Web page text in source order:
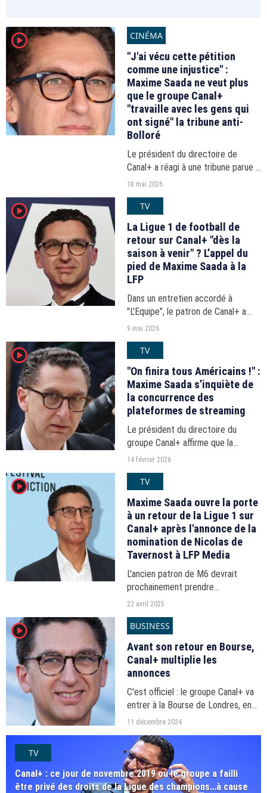
player2 CINÉMA
"J'ai vécu cette pétition
comme une injustice" :
Maxime Saada ne veut plus
que le groupe Canal+
"travaille avec les gens qui
ont signé" la tribune anti-
Bolloré
Le président du directoire de
Canal+ a réagi à une tribune parue il
y a une semaine dans "Libération"
du monde du cinéma dont Juliette
18 mai 2026
player2 TV
La Ligue 1 de football de
retour sur Canal+ "dès la
saison à venir" ? L’appel du
pied de Maxime Saada à la
LFP
Dans un entretien accordé à
"L'Equipe", le patron de Canal+ a
tendu la main à la Ligue pour
9 mai 2026
player2 TV
"On finira tous Américains !" :
Maxime Saada s’inquiète de
la concurrence des
plateformes de streaming
Le président du directoire du
groupe Canal+ affirme que la
télévision par antenne râteau est
14 février 2026
player2 TV
Maxime Saada ouvre la porte
à un retour de la Ligue 1 sur
Canal+ après l'annonce de la
nomination de Nicolas de
Tavernost à LFP Media
L'ancien patron de M6 devrait
prochainement prendre
officiellement ses fonctions de DG
atout de choix dans la
français...
22 avril 2025
player2 BUSINESS
Avant son retour en Bourse,
Canal+ multiplie les
annonces
C'est officiel : le groupe Canal+ va
entrer à la Bourse de Londres, en
attendant une éventuelle cotation
lorsque le rachat du groupe sud-
africain MultiChoice...
11 décembre 2024
TV
Canal+ : ce jour de novembre 2019 où le groupe a failli
être privé des droits de la Ligue des champions…à cause